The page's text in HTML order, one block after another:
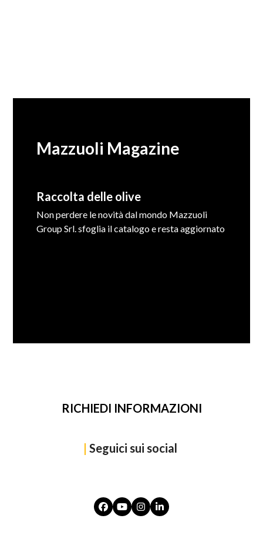
Mazzuoli Magazine
Raccolta delle olive
Non perdere le novità dal mondo Mazzuoli
Group Srl. sfoglia il catalogo e resta aggiornato
RICHIEDI INFORMAZIONI
| Seguici sui social
Facebook
YouTubeInstagram
LinkedIn